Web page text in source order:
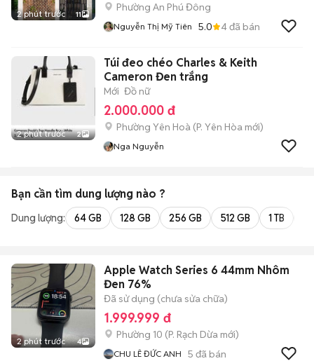
2 phút trước 11
Phường An Phú Đông
Nguyễn Thị Mỹ Tiên 5.0 4đã bán
2 phút trước 2
Túi đeo chéo Charles & Keith
Cameron Đen trắng
Mới Đồ nữ
2.000.000 đ
Phường Yên Hoà (P. Yên Hòa mới)
Nga Nguyễn
Bạn cần tìm dung lượng nào ?
Dung lượng: 64 GB 128 GB 256 GB 512 GB 1 TB
2 phút trước 4
Apple Watch Series 6 44mm Nhôm
Đen 76%
Đã sử dụng (chưa sửa chữa)
1.999.999 đ
Phường 10 (P. Rạch Dừa mới)
CHU LÊ ĐỨC ANH 5 đã bán